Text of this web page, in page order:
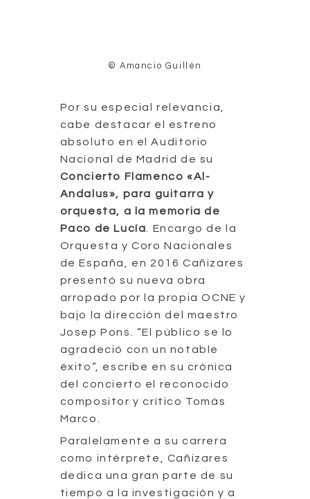
© Amancio Guillén
Por su especial relevancia,
cabe destacar el estreno
absoluto en el Auditorio
Nacional de Madrid de su
Concierto Flamenco «Al-
Andalus», para guitarra y
orquesta, a la memoria de
Paco de Lucía . Encargo de la
Orquesta y Coro Nacionales
de España, en 2016 Cañizares
presentó su nueva obra
arropado por la propia OCNE y
bajo la dirección del maestro
Josep Pons. “El público se lo
agradeció con un notable
éxito”, escribe en su crónica
del concierto el reconocido
compositor y crítico Tomás
Marco.
Paralelamente a su carrera
como intérprete, Cañizares
dedica una gran parte de su
tiempo a la investigación y a